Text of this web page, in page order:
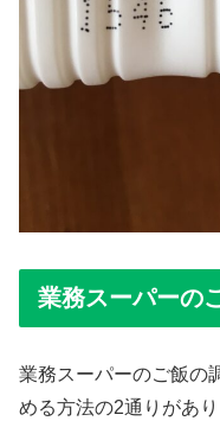
業務スーパーの
業務スーパーのご飯の
める方法の2通りがあり